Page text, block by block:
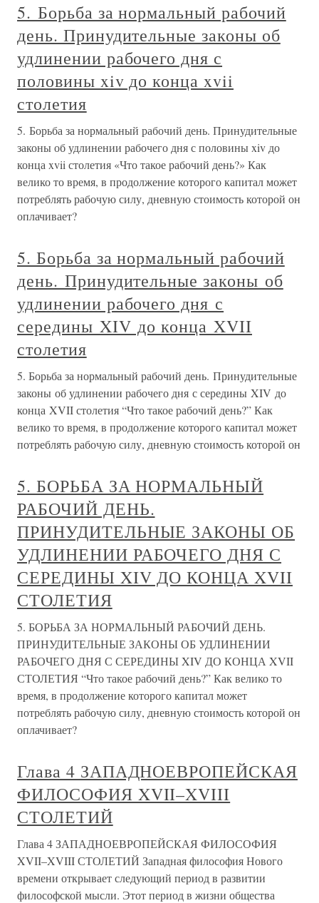
5. Борьба за нормальный рабочий
день. Принудительные законы об
удлинении рабочего дня с
половины xiv до конца xvii
столетия
5. Борьба за нормальный рабочий день. Принудительные
законы об удлинении рабочего дня с половины xiv до
конца xvii столетия «Что такое рабочий день?» Как
велико то время, в продолжение которого капитал может
потреблять рабочую силу, дневную стоимость которой он
оплачивает?
5. Борьба за нормальный рабочий
день. Принудительные законы об
удлинении рабочего дня с
середины XIV до конца XVII
столетия
5. Борьба за нормальный рабочий день. Принудительные
законы об удлинении рабочего дня с середины XIV до
конца XVII столетия “Что такое рабочий день?” Как
велико то время, в продолжение которого капитал может
потреблять рабочую силу, дневную стоимость которой он
5. БОРЬБА ЗА НОРМАЛЬНЫЙ
РАБОЧИЙ ДЕНЬ.
ПРИНУДИТЕЛЬНЫЕ ЗАКОНЫ ОБ
УДЛИНЕНИИ РАБОЧЕГО ДНЯ С
СЕРЕДИНЫ XIV ДО КОНЦА XVII
СТОЛЕТИЯ
5. БОРЬБА ЗА НОРМАЛЬНЫЙ РАБОЧИЙ ДЕНЬ.
ПРИНУДИТЕЛЬНЫЕ ЗАКОНЫ ОБ УДЛИНЕНИИ
РАБОЧЕГО ДНЯ С СЕРЕДИНЫ XIV ДО КОНЦА XVII
СТОЛЕТИЯ “Что такое рабочий день?” Как велико то
время, в продолжение которого капитал может
потреблять рабочую силу, дневную стоимость которой он
оплачивает?
Глава 4 ЗАПАДНОЕВРОПЕЙСКАЯ
ФИЛОСОФИЯ XVII–XVIII
СТОЛЕТИЙ
Глава 4 ЗАПАДНОЕВРОПЕЙСКАЯ ФИЛОСОФИЯ
XVII–XVIII СТОЛЕТИЙ Западная философия Нового
времени открывает следующий период в развитии
философской мысли. Этот период в жизни общества